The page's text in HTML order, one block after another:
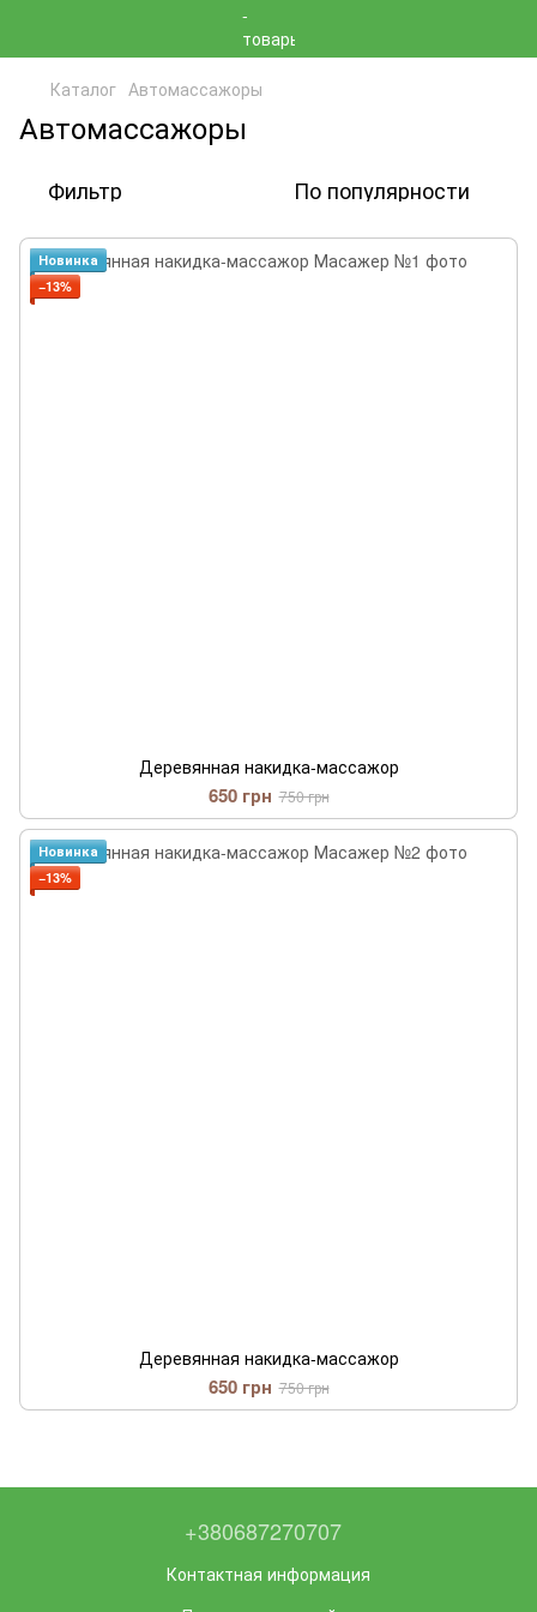
Каталог Автомассажоры
Автомассажоры
Фильтр По популярности
Новинка
−13%
Деревянная накидка-массажор
650 грн 750 грн
Новинка
−13%
Деревянная накидка-массажор
650 грн 750 грн
+380687270707
Контактная информация